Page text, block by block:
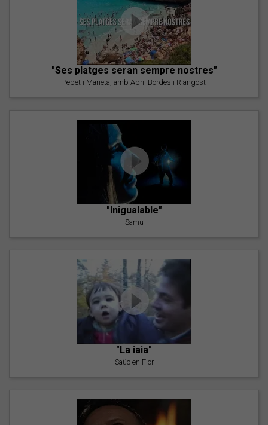
"Ses platges seran sempre nostres"
Pepet i Marieta, amb Abril Bordes i Riangost
"Inigualable"
Samu
"La iaia"
Saüc en Flor